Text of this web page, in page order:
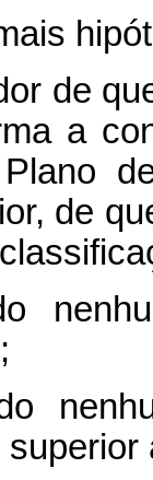
de
a
de